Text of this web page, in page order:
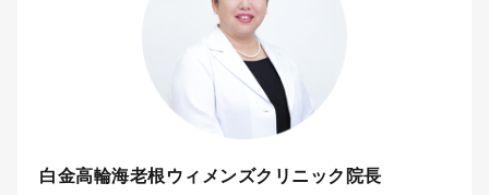
白金高輪海老根ウィメンズクリニック院長